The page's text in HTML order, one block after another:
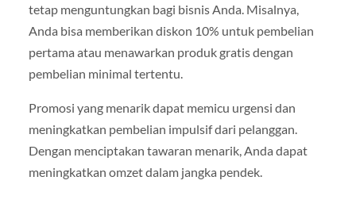
tetap menguntungkan bagi bisnis Anda. Misalnya,
Anda bisa memberikan diskon 10% untuk pembelian
pertama atau menawarkan produk gratis dengan
pembelian minimal tertentu.
Promosi yang menarik dapat memicu urgensi dan
meningkatkan pembelian impulsif dari pelanggan.
Dengan menciptakan tawaran menarik, Anda dapat
meningkatkan omzet dalam jangka pendek.